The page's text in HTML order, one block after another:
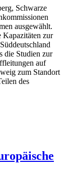
Schwarze
ausgewählt.
Kapazitäten zur
die Studien zur
auf
zum Standort
des